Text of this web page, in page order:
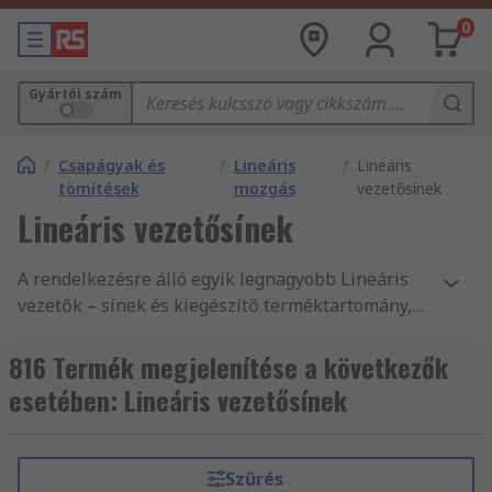
0
Gyártói szám
/ Csapágyak és
tömítések
/ Lineáris
mozgás
/ Lineáris
vezetősínek
Lineáris vezetősínek
A rendelkezésre álló egyik legnagyobb Lineáris
vezetők – sínek és kiegészítő terméktartomány,
ezreinek másnapi kiszállítása, és termékeink,
valamint szolgáltatásaink magas minősége mind
indok arra, hogy vevőink világszerte 160
Gépészeti termékek és eszközök
816 Termék megjelenítése a következők
esetében: Lineáris vezetősínek
Szűrés